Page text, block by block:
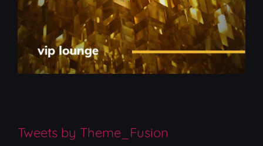
Tweets by Theme_Fusion